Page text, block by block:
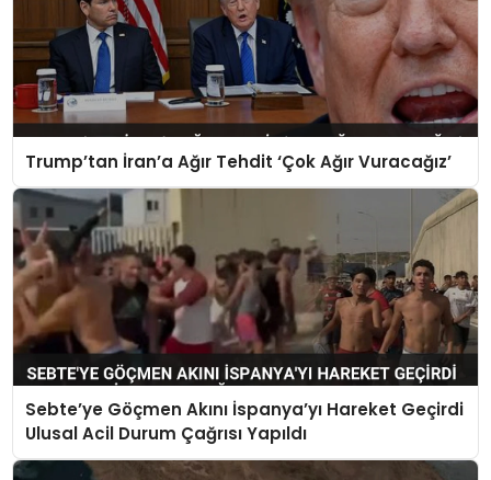
Trump’tan İran’a Ağır Tehdit ‘Çok Ağır Vuracağız’
Sebte’ye Göçmen Akını İspanya’yı Hareket Geçirdi
Ulusal Acil Durum Çağrısı Yapıldı